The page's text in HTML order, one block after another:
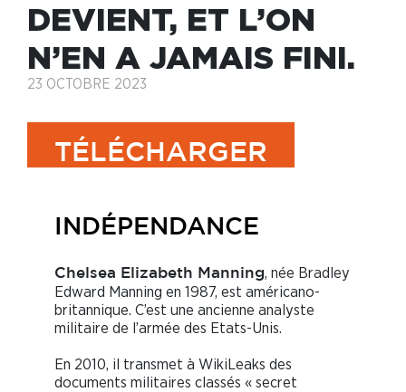
DEVIENT, ET L’ON
N’EN A JAMAIS FINI.
23 OCTOBRE 2023
TÉLÉCHARGER
INDÉPENDANCE
Chelsea Elizabeth Manning, née Bradley
Edward Manning en 1987, est américano-
britannique. C’est une ancienne analyste
militaire de l’armée des Etats-Unis.
En 2010, il transmet à WikiLeaks des
documents militaires classés « secret